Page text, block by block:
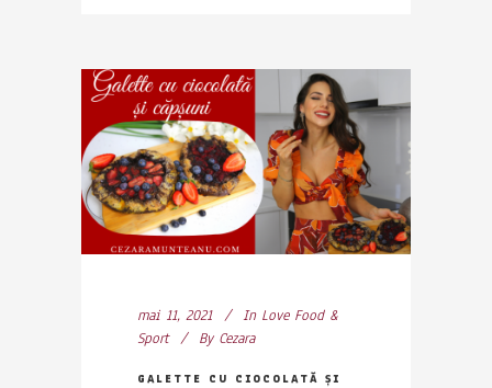
mai 11, 2021 In Love Food &
Sport
By Cezara
GALETTE CU CIOCOLATĂ ȘI